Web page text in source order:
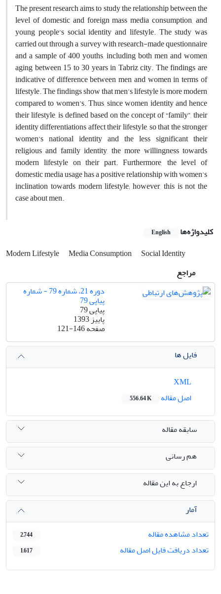
The present research aims to study the relationship between the
level of domestic and foreign mass media consumption, and
young people’s social identity and lifestyle. The study was
carried out through a survey with research-made questionnaire
and a sample of 400 youths, including both men and women
aging between 15 to 30 years in Tabriz city. The findings are
indicative of difference between men and women in terms of
lifestyle. The findings show that men’s lifestyle is more modern
compared to women’s. Thus, since women identity and hence
their lifestyle, is defined based on the concept of “family”, their
identity differentiations affect their lifestyle, so that the stronger
women’s national identity and the less significant their
religious and family identity, the more willingness towards
modern lifestyle on their part. Furthermore, the level of
domestic media usage has a positive relationship with women’s
inclination towards modern lifestyle; however, this is not the
case about men.
کلیدواژه‌ها English
Modern Lifestyle Media Consumption
Social Identity
مراجع
دوره 21، شماره 79 - شماره
پیاپی 79
پیاپی 79
پاییز 1393
صفحه121-146
فایل ها
اصل مقاله
556.64 K
سابقه مقاله
هم رسانی
ارجاع به این مقاله
آمار
تعداد مشاهده مقاله
2,744
تعداد دریافت فایل اصل مقاله 1,617